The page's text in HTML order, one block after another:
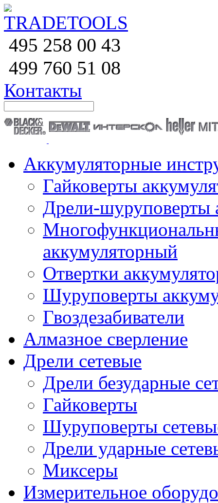
495 258 00 43
499 760 51 08
Контакты
Аккумуляторные
Гайковерты
Дрели-шуруповерты
аккумуляторный
Отвертки
Шуруповерты
Гвоздезабиватели
Алмазное сверление
Дрели сетевые
Дрели безударные
Гайковерты
Шуруповерты
Дрели ударные
Миксеры
Измерительное